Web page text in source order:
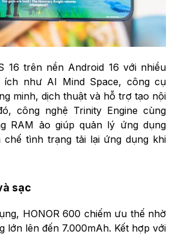
16 trên nền Android 16 với nhiều
như AI Mind Space, công cụ
minh, dịch thuật và hỗ trợ tạo nội
công nghệ Trinity Engine cùng
RAM ảo giúp quản lý ứng dụng
chế tình trạng tải lại ứng dụng khi
sạc
HONOR 600 chiếm ưu thế nhờ
lớn lên đến 7.000mAh. Kết hợp với